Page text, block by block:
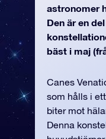
astronomer
Den är en
bäst i maj
Canes
som hålls i
biter mot
Denna